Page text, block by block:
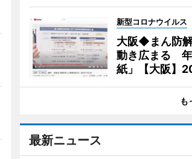
新型コロナウイルス
大阪◆まん防
動き広まる 年
紙」【大阪】
も
最新ニュース